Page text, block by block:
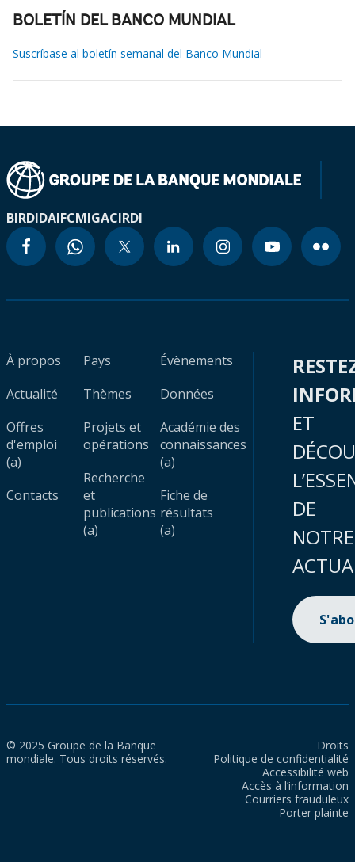
BOLETÍN DEL BANCO MUNDIAL
Suscríbase al boletín semanal del Banco Mundial
BIRDIDAIFCMIGACIRDI
À propos
Actualité
Offres
d'emploi
(a)
Contacts
Pays
Thèmes
Projets et
opérations
Recherche
et
publications
(a)
Évènements
Données
Académie des
connaissances
(a)
Fiche de
résultats
(a)
ET
DE
NOTRE
© 2025 Groupe de la Banque
mondiale. Tous droits réservés.
Droits
Politique de confidentialité
Accessibilité web
Accès à l’information
Courriers frauduleux
Porter plainte